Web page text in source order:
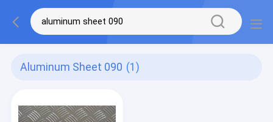
Aluminum Sheet 090 (1)